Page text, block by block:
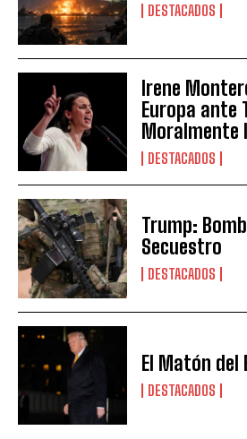
DESTACADOS
Irene
Europa ante
Moralmente
DESTACADOS
Trump:
Secuestro
DESTACADOS
El Matón del
DESTACADOS